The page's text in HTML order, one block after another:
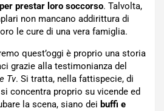
prestar loro soccorso. Talvolta,
non mancano addirittura di
le cure di una vera famiglia.
quest’oggi è proprio una storia
grazie alla testimonianza del
Tv. Si tratta, nella fattispecie, di
concentra proprio su vicende ed
la scena, siano dei buffi e